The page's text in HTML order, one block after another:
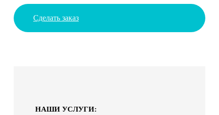
Сделать заказ
НАШИ УСЛУГИ: